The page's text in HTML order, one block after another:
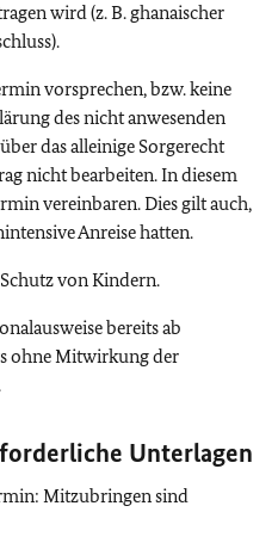
wird (z. B. ghanaischer
vorsprechen, bzw. keine
des nicht anwesenden
das alleinige Sorgerecht
nicht bearbeiten. In diesem
vereinbaren. Dies gilt auch,
Anreise hatten.
von Kindern.
bereits ab
ohne Mitwirkung der
Unterlagen
Mitzubringen sind